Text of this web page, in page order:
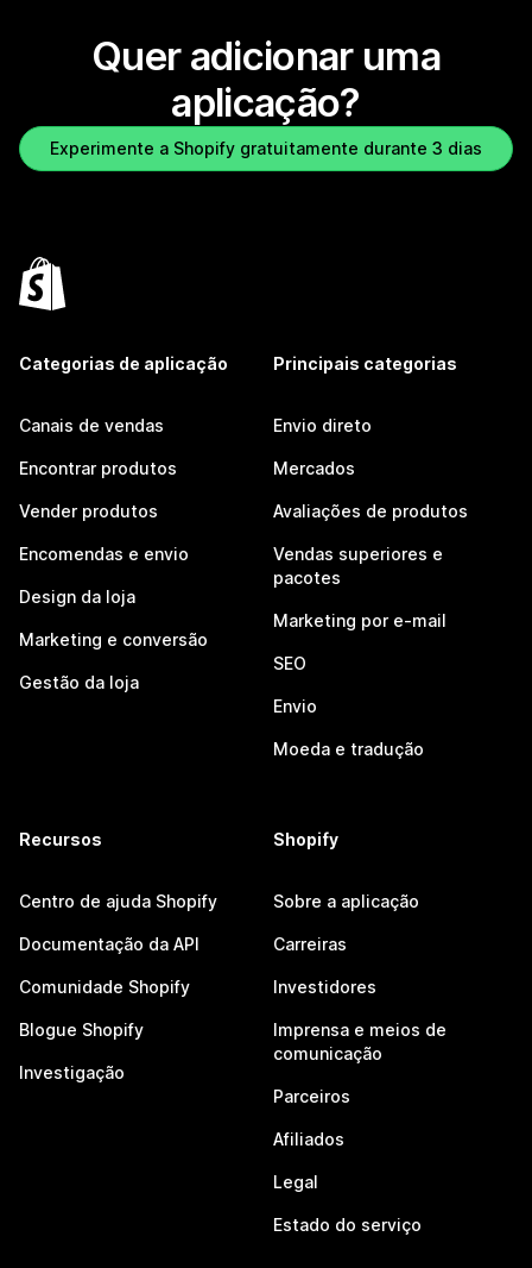
Quer adicionar uma
aplicação?
Experimente a Shopify gratuitamente durante 3 dias
Categorias de aplicação
Canais de vendas
Encontrar produtos
Vender produtos
Encomendas e envio
Design da loja
Marketing e conversão
Gestão da loja
Principais categorias
Envio direto
Mercados
Avaliações de produtos
Vendas superiores e
pacotes
Marketing por e-mail
SEO
Envio
Moeda e tradução
Recursos
Centro de ajuda Shopify
Documentação da API
Comunidade Shopify
Blogue Shopify
Investigação
Shopify
Sobre a aplicação
Carreiras
Investidores
Imprensa e meios de
comunicação
Parceiros
Afiliados
Legal
Estado do serviço